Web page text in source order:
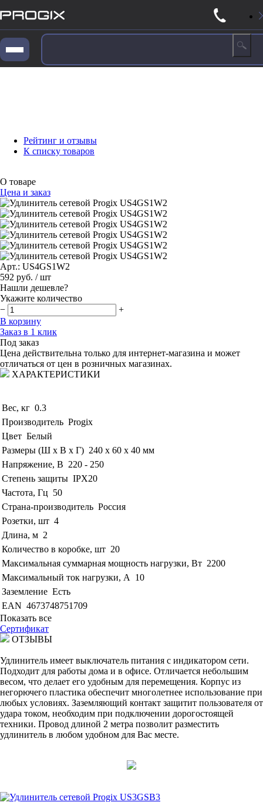
Рейтинг и отзывы
К списку товаров
О товаре
Цена и заказ
Арт.: US4GS1W2
592 руб. / шт
Нашли дешевле?
Укажите количество
−
+
В корзину
Заказ в 1 клик
Под заказ
Цена действительна только для интернет-магазина и может
отличаться от цен в розничных магазинах.
ХАРАКТЕРИСТИКИ
Вес, кг 0.3
Производитель Progix
Цвет Белый
Размеры (Ш x В x Г) 240 х 60 х 40 мм
Напряжение, В 220 - 250
Степень защиты IPX20
Частота, Гц 50
Страна-производитель Россия
Розетки, шт 4
Длина, м 2
Количество в коробке, шт 20
Максимальная суммарная мощность нагрузки, Вт 2200
Максимальный ток нагрузки, А
10
Заземление Есть
EAN 4673748751709
Показать все
Сертификат
ОТЗЫВЫ
Удлинитель имеет выключатель питания с индикатором сети.
Подходит для работы дома и в офисе. Отличается небольшим
весом, что делает его удобным для перемещения. Корпус из
негорючего пластика обеспечит многолетнее использование при
любых условиях. Заземляющий контакт защитит пользователя от
удара током, необходим при подключении дорогостоящей
техники. Провод длиной 2 метра позволит разместить
удлинитель в любом удобном для Вас месте.